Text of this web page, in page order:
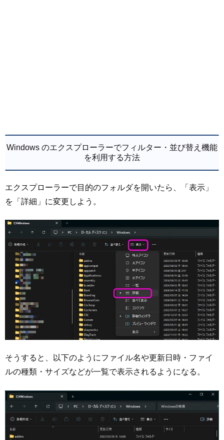
Windows のエクスプローラーでフィルター・並び替え機能
を利用する方法
エクスプローラーで目的のフォルダを開いたら、「表示」
を「詳細」に変更しよう。
そうすると、以下のようにファイル名や更新日時・ファイ
ルの種類・サイズなどが一覧で表示されるようになる。